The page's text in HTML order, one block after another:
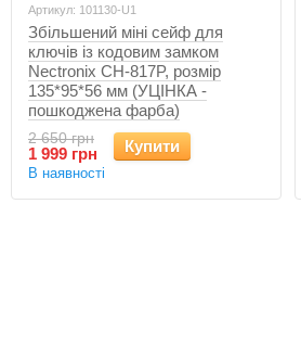
Артикул: 101130-U1
Збільшений міні сейф для
ключів із кодовим замком
Nectronix CH-817P, розмір
135*95*56 мм (УЦІНКА -
пошкоджена фарба)
2 650 грн
1 999 грн Купити
В наявності